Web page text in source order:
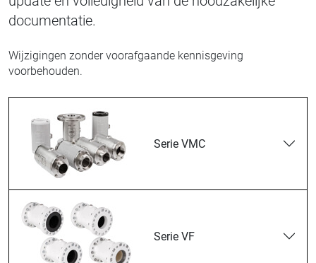
documentatie.
Wijzigingen zonder voorafgaande kennisgeving
voorbehouden.
Serie VMC
Serie VF